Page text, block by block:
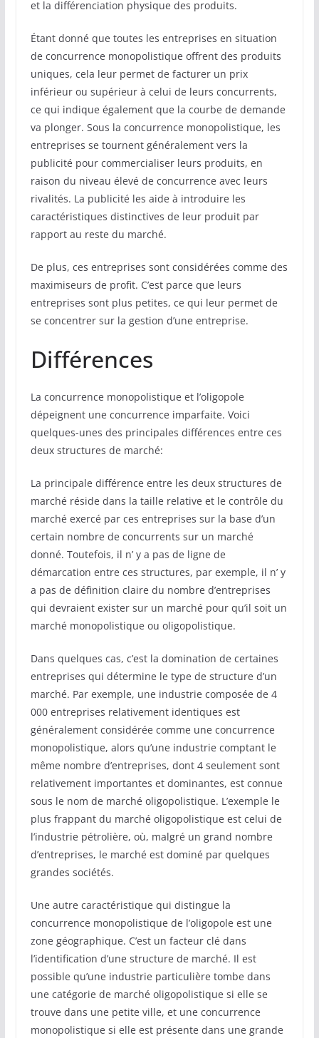
et la différenciation physique des produits.
Étant donné que toutes les entreprises en situation
de concurrence monopolistique offrent des produits
uniques, cela leur permet de facturer un prix
inférieur ou supérieur à celui de leurs concurrents,
ce qui indique également que la courbe de demande
va plonger. Sous la concurrence monopolistique, les
entreprises se tournent généralement vers la
publicité pour commercialiser leurs produits, en
raison du niveau élevé de concurrence avec leurs
rivalités. La publicité les aide à introduire les
caractéristiques distinctives de leur produit par
rapport au reste du marché.
De plus, ces entreprises sont considérées comme des
maximiseurs de profit. C’est parce que leurs
entreprises sont plus petites, ce qui leur permet de
se concentrer sur la gestion d’une entreprise.
Différences
La concurrence monopolistique et l’oligopole
dépeignent une concurrence imparfaite. Voici
quelques-unes des principales différences entre ces
deux structures de marché:
La principale différence entre les deux structures de
marché réside dans la taille relative et le contrôle du
marché exercé par ces entreprises sur la base d’un
certain nombre de concurrents sur un marché
donné. Toutefois, il n’ y a pas de ligne de
démarcation entre ces structures, par exemple, il n’ y
a pas de définition claire du nombre d’entreprises
qui devraient exister sur un marché pour qu’il soit un
marché monopolistique ou oligopolistique.
Dans quelques cas, c’est la domination de certaines
entreprises qui détermine le type de structure d’un
marché. Par exemple, une industrie composée de 4
000 entreprises relativement identiques est
généralement considérée comme une concurrence
monopolistique, alors qu’une industrie comptant le
même nombre d’entreprises, dont 4 seulement sont
relativement importantes et dominantes, est connue
sous le nom de marché oligopolistique. L’exemple le
plus frappant du marché oligopolistique est celui de
l’industrie pétrolière, où, malgré un grand nombre
d’entreprises, le marché est dominé par quelques
grandes sociétés.
Une autre caractéristique qui distingue la
concurrence monopolistique de l’oligopole est une
zone géographique. C’est un facteur clé dans
l’identification d’une structure de marché. Il est
possible qu’une industrie particulière tombe dans
une catégorie de marché oligopolistique si elle se
trouve dans une petite ville, et une concurrence
monopolistique si elle est présente dans une grande